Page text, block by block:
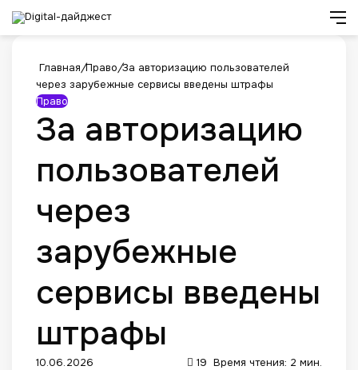
Главная/Право/За авторизацию пользователей
через зарубежные сервисы введены штрафы
Право
За авторизацию
пользователей
через
зарубежные
сервисы введены
штрафы
10.06.2026 19 Время чтения: 2 мин.